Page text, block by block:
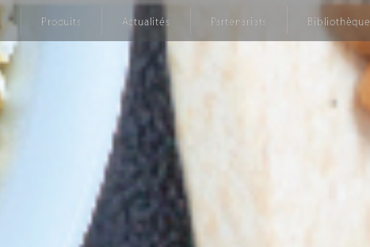
Produits Actualités Partenariats Bibliothèque